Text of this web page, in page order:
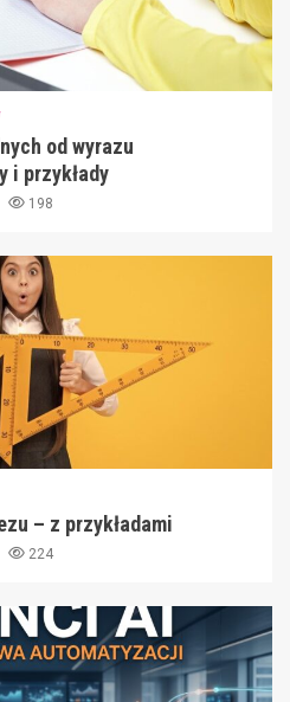
od wyrazu
i przykłady
198
– z przykładami
224